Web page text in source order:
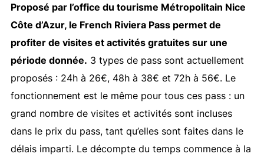
Proposé par l’office du tourisme Métropolitain Nice
Côte d’Azur, le French Riviera Pass permet de
profiter de visites et activités gratuites sur une
période donnée. 3 types de pass sont actuellement
proposés : 24h à 26€, 48h à 38€ et 72h à 56€. Le
fonctionnement est le même pour tous ces pass : un
grand nombre de visites et activités sont incluses
dans le prix du pass, tant qu’elles sont faites dans le
délais imparti. Le décompte du temps commence à la